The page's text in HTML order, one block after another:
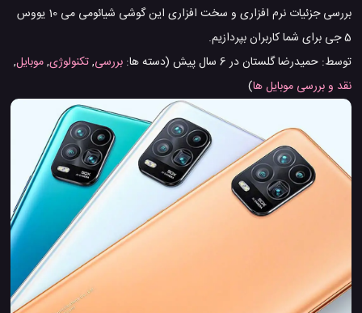
بررسی جزئیات نرم افزاری و سخت افزاری این گوشی شیائومی می 10 یووس
5 جی برای شما کاربران بپردازیم.
توسط: حمیدرضا گلستاندر6 سال پیش (دسته ها: بررسی,تکنولوژی,موبایل,
نقد و بررسی موبایل ها)